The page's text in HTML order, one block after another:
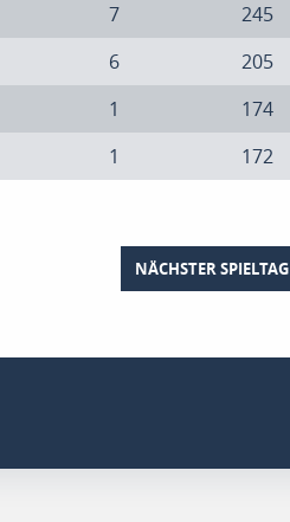
7
245
6
205
1
174
1 172
NÄCHSTER SPIELTAG